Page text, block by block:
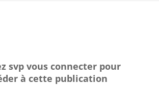
svp vous connecter pour
à cette publication